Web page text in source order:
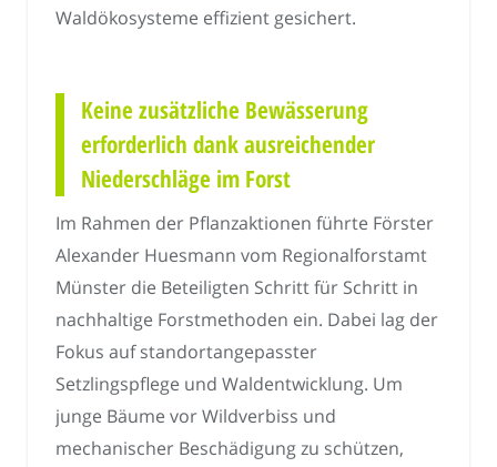
Waldökosysteme effizient gesichert.
Keine zusätzliche Bewässerung
erforderlich dank ausreichender
Niederschläge im Forst
Im Rahmen der Pflanzaktionen führte Förster
Alexander Huesmann vom Regionalforstamt
Münster die Beteiligten Schritt für Schritt in
nachhaltige Forstmethoden ein. Dabei lag der
Fokus auf standortangepasster
Setzlingspflege und Waldentwicklung. Um
junge Bäume vor Wildverbiss und
mechanischer Beschädigung zu schützen,